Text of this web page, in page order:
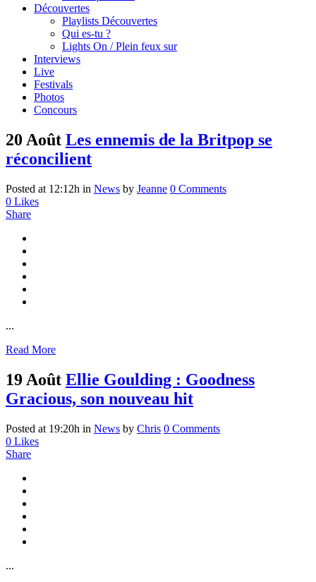
Découvertes
Playlists Découvertes
Qui es-tu ?
Lights On / Plein feux sur
Interviews
Live
Festivals
Photos
Concours
20 Août Les ennemis de la Britpop se
réconcilient
Posted at 12:12h in News by Jeanne 0 Comments
0 Likes
Share
...
Read More
19 Août Ellie Goulding : Goodness
Gracious, son nouveau hit
Posted at 19:20h in News by Chris 0 Comments
0 Likes
Share
...